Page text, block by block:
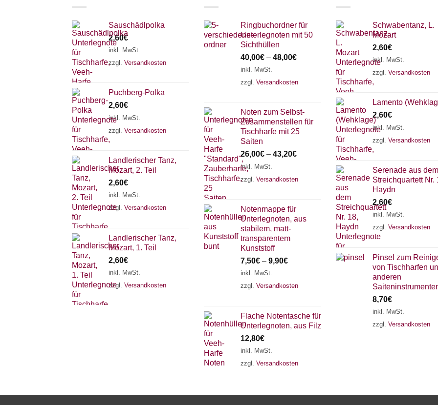
Sauschädlpolka
2,60€
inkl. MwSt.
zzgl. Versandkosten
Puchberg-Polka
2,60€
inkl. MwSt.
zzgl. Versandkosten
Landlerischer Tanz,
Mozart, 2. Teil
2,60€
inkl. MwSt.
zzgl. Versandkosten
Landlerischer Tanz,
Mozart, 1. Teil
2,60€
inkl. MwSt.
zzgl. Versandkosten
Ringbuchordner für
Unterlegnoten mit 50
Sichthüllen
40,00€ – 48,00€
inkl. MwSt.
zzgl. Versandkosten
Noten zum Selbst-
Zusammenstellen für
Tischharfe mit 25
Saiten
26,00€ – 43,20€
inkl. MwSt.
zzgl. Versandkosten
Notenmappe für
Unterlegnoten, aus
stabilem, matt-
transparentem
Kunststoff
7,50€ – 9,90€
inkl. MwSt.
zzgl. Versandkosten
Flache Notentasche für
Unterlegnoten, aus Filz
12,80€
inkl. MwSt.
zzgl. Versandkosten
Schwabentanz, L.
Mozart
2,60€
inkl. MwSt.
zzgl. Versandkosten
Lamento
2,60€
inkl. MwSt.
zzgl. Versandkosten
Serenade aus dem
Streichquartett Nr.
Haydn
2,60€
inkl. MwSt.
zzgl. Versandkosten
Pinsel zum
von Tischharfen
anderen
8,70€
inkl. MwSt.
zzgl. Versandkosten